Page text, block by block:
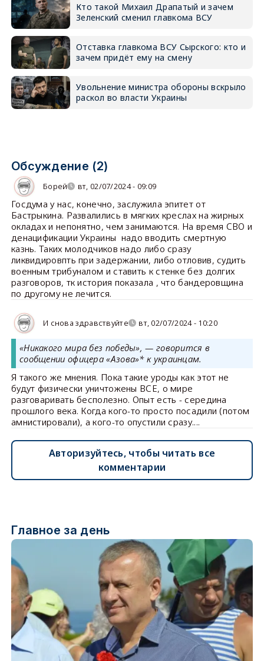
Кто такой Михаил Драпатый и зачем
Зеленский сменил главкома ВСУ
Отставка главкома ВСУ Сырского: кто и
зачем придёт ему на смену
Увольнение министра обороны вскрыло
раскол во власти Украины
Обсуждение (2)
Борей вт, 02/07/2024 - 09:09
Госдума у нас, конечно, заслужила эпитет от
Бастрыкина. Развалились в мягких креслах на жирных
окладах и непонятно, чем занимаются. На время СВО и
денацификации Украины надо вводить смертную
казнь. Таких молодчиков надо либо сразу
ликвидировпть при задержании, либо отловив, судить
военным трибуналом и ставить к стенке без долгих
разговоров, тк история показала , что бандеровщина
по другому не лечится.
И снова здравствуйте вт, 02/07/2024 - 10:20
«Никакого мира без победы», — говорится в
сообщении офицера «Азова»* к украинцам.
Я такого же мнения. Пока такие уроды как этот не
будут физически уничтожены ВСЕ, о мире
разговаривать бесполезно. Опыт есть - середина
прошлого века. Когда кого-то просто посадили (потом
амнистировали), а кого-то опустили сразу....
Авторизуйтесь, чтобы читать все
комментарии
Главное за день